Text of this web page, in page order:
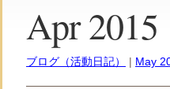
Apr 2015
ブログ（活動日記） May